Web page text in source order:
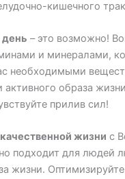
кишечного
день – это возможно!
и минералами,
необходимыми
активного образа
прилив сил!
жизни с
подходит для людей
жизни.